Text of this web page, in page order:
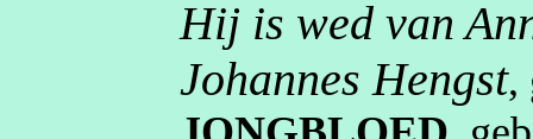
Hij is wed van
Johannes Hengst,